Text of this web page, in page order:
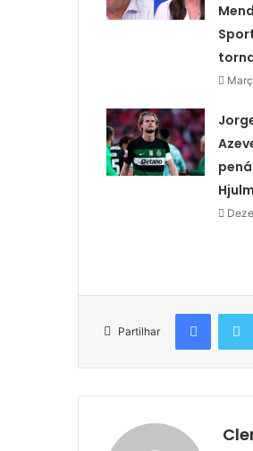
Partilhar